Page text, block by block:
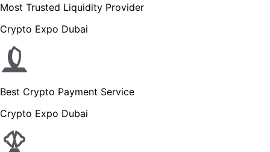
Most Trusted Liquidity Provider
Crypto Expo Dubai
Best Crypto Payment Service
Crypto Expo Dubai